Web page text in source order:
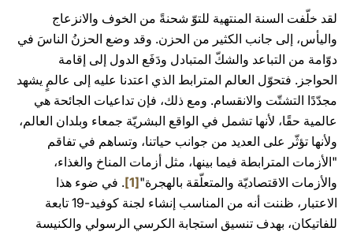
لقد خلّفت السنة المنتهية للتوّ شحنةً من الخوف والانزعاج
واليأس، إلى جانب الكثير من الحزن. وقد وضع الحزنُ الناسَ في
دوّامة من التباعد والشكّ المتبادل ودَفَع الدول إلى إقامة
الحواجز. فتحوّل العالم المترابط الذي اعتدنا عليه إلى عالمٍ يشهد
مجدّدًا التشتّت والانقسام. ومع ذلك، فإن تداعيات الجائحة هي
عالمية حقًا، لأنها تشمل في الواقع البشريّة جمعاء وبلدان العالم،
ولأنها تؤثّر على العديد من جوانب حياتنا، وتساهم في تفاقم
"الأزمات المترابطة فيما بينها، مثل أزمات المناخ والغذاء،
والأزمات الاقتصاديّة والمتعلّقة بالهجرة"[1]
. في ضوء هذا
الاعتبار، ظننت أنه من المناسب إنشاء لجنة كوفيد-19 تابعة
للفاتيكان، بهدف تنسيق استجابة الكرسي الرسولي والكنيسة